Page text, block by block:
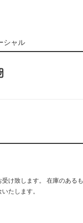
シャル
け致します。 在庫のあるも
たします。